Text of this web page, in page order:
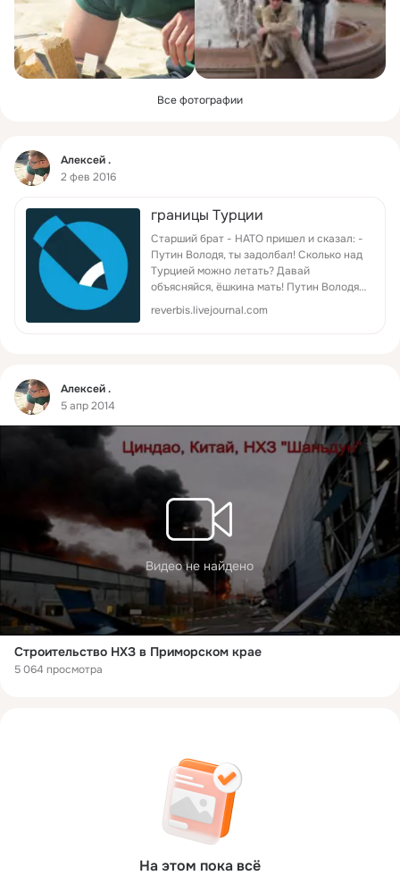
Все фотографии
Фид
Алексей .
2 фев 2016
границы Турции
Старший брат - НАТО пришел и сказал: -
Путин Володя, ты задолбал! Сколько над
Турцией можно летать? Давай
объясняйся, ёшкина мать! Путин Володя
изволил молчать, Но…
reverbis.livejournal.com
Фид
Алексей .
5 апр 2014
Видео не найдено
Строительство НХЗ в Приморском крае
5 064 просмотра
На этом пока всё